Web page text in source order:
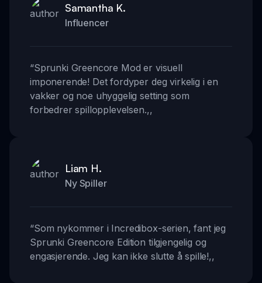
Samantha K.
Influencer
“Sprunki Greencore Mod er visuell
imponerende! Det fordyper deg virkelig i en
vakker og noe uhyggelig setting som
forbedrer spillopplevelsen.,,
Liam H.
Ny Spiller
“Som nykommer i Incredibox-serien, fant jeg
Sprunki Greencore Edition tilgjengelig og
engasjerende. Jeg kan ikke slutte å spille!,,